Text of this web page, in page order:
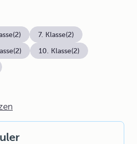
(2) 7. Klasse(2)
(2) 10. Klasse(2)